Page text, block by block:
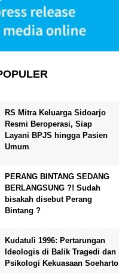
RS Mitra Keluarga Sidoarjo
Resmi Beroperasi, Siap
Layani BPJS hingga Pasien
Umum
PERANG BINTANG SEDANG
BERLANGSUNG ?! Sudah
bisakah disebut Perang
Bintang ?
Kudatuli 1996: Pertarungan
Ideologis di Balik Tragedi dan
Psikologi Kekuasaan Soeharto